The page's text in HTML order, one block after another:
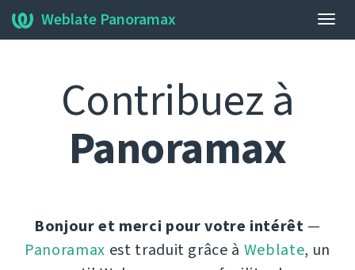
la
Weblate Panoramax
Contribuez à
Panoramax
Bonjour et merci pour votre intérêt —
Panoramax est traduit grâce à Weblate, un